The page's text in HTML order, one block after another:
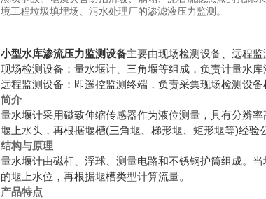
境工程垃圾填埋场、污水处理厂的渗滤液压力监测。
小型水库渗流压力监测设备主要由现场检测设备、远程监
现场检测设备：量水堰计、三角堰等组成，负责计量水
远程监测设备：即遥控监测终端，负责采集现场检测设
简介
量水堰计采用磁致伸缩传感器作为液位测量，具有分辨
堰上水头，再根据堰槽(三角堰、梯形堰、矩形堰等)经验
结构与原理
量水堰计由磁杆、浮球、测量电路和不锈钢护筒组成。
的堰上水位，再根据堰槽类型计算流量。
产品特点